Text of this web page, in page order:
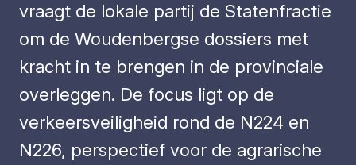
vraagt de lokale partij de Statenfractie
om de Woudenbergse dossiers met
kracht in te brengen in de provinciale
overleggen. De focus ligt op de
verkeersveiligheid rond de N224 en
N226, perspectief voor de agrarische